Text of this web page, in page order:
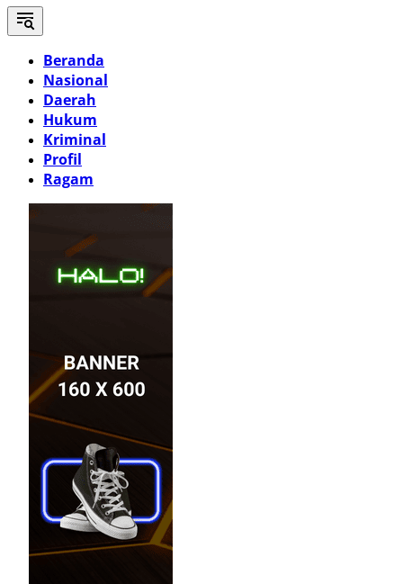
Beranda
Nasional
Daerah
Hukum
Kriminal
Profil
Ragam